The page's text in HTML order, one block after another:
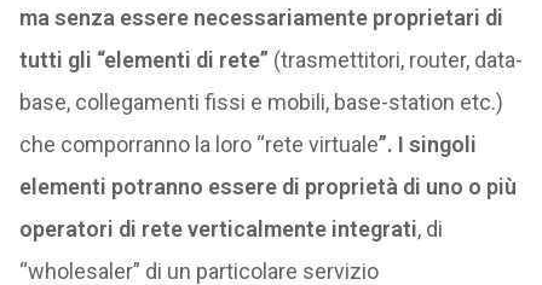
ma senza essere necessariamente proprietari di
tutti gli “elementi di rete” (trasmettitori, router, data-
base, collegamenti fissi e mobili, base-station etc.)
che comporranno la loro “rete virtuale”. I singoli
elementi potranno essere di proprietà di uno o più
operatori di rete verticalmente integrati, di
“wholesaler” di un particolare servizio